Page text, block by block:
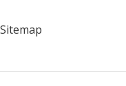
Sitemap